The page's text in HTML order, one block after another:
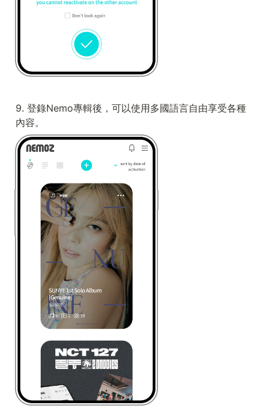
9. 登錄Nemo專輯後，可以使用多國語言自由享受各種
內容。